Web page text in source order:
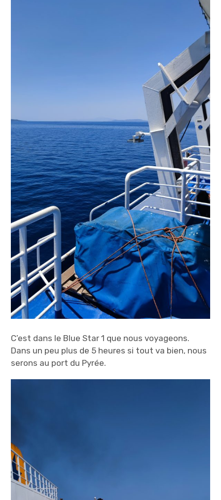
C’est dans le Blue Star 1 que nous voyageons.
Dans un peu plus de 5 heures si tout va bien, nous
serons au port du Pyrée.